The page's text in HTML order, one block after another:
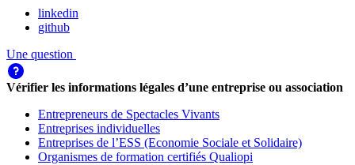
linkedin
github
Une question
Vérifier les informations légales d’une entreprise ou association
Entrepreneurs de Spectacles Vivants
Entreprises individuelles
Entreprises de l’ESS (Economie Sociale et Solidaire)
Organismes de formation certifiés Qualiopi